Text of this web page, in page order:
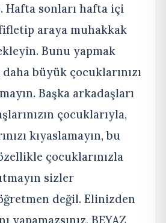
Hafta sonları hafta içi
araya muhakkak
Bunu yapmak
büyük çocuklarınızı
Başka arkadaşları
çocuklarıyla,
kıyaslamayın, bu
çocuklarınızla
sizler
değil. Elinizden
yapamazsınız. BEYAZ